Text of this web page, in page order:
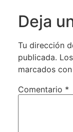
Deja
Tu dirección
publicada.
marcados con
Comentario *